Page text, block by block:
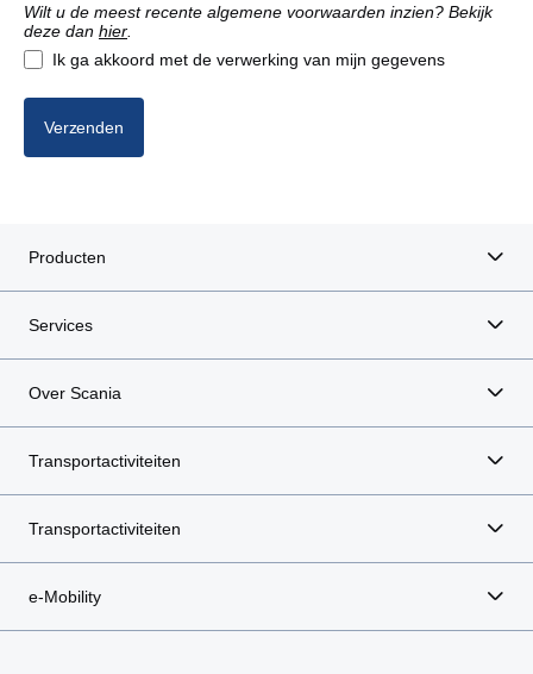
Wilt u de meest recente algemene voorwaarden inzien? Bekijk
deze dan hier
Ik ga akkoord met de verwerking van mijn gegevens
Verzenden
Producten
Services
Over Scania
Transportactiviteiten
Transportactiviteiten
e-Mobility